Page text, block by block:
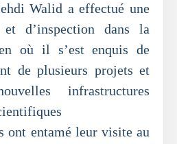
Walid a effectué une
d’inspection dans la
où il s’est enquis de
de plusieurs projets et
infrastructures
ont entamé leur visite au